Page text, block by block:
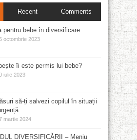
Recent Comments
pentru bebe în diversificare
octombrie 2023
îi este permis lui bebe?
iulie 2023
să-ți salvezi copilul în situații
martie 2024
DIVERSIFICĂRII – Meniu